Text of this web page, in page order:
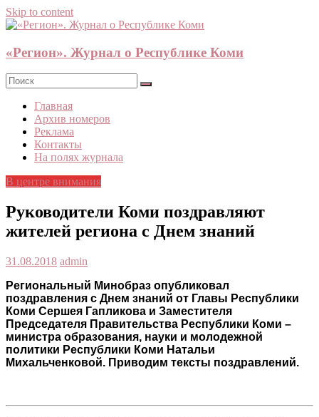
Skip to content
«Регион». Журнал о Республике Коми
Главная
Архив номеров
Реклама
Контакты
На полях журнала
В центре внимания
Руководители Коми поздравляют
жителей региона с Днем знаний
31.08.2018 admin
Региональный Минобраз опубликовал
поздравления с Днем знаний от Главы Республики
Коми Сершея Гапликова и Заместителя
Председателя Правительства Республики Коми –
министра образования, науки и молодежной
политики Республики Коми Натальи
Михальченковой. Приводим тексты поздравлений.